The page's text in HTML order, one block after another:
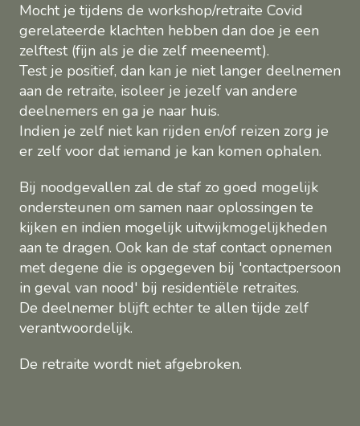
Mocht je tijdens de workshop/retraite Covid
gerelateerde klachten hebben dan doe je een
zelftest (fijn als je die zelf meeneemt).
Test je positief, dan kan je niet langer deelnemen
aan de retraite, isoleer je jezelf van andere
deelnemers en ga je naar huis.
Indien je zelf niet kan rijden en/of reizen zorg je
er zelf voor dat iemand je kan komen ophalen.
Bij noodgevallen zal de staf zo goed mogelijk
ondersteunen om samen naar oplossingen te
kijken en indien mogelijk uitwijkmogelijkheden
aan te dragen. Ook kan de staf contact opnemen
met degene die is opgegeven bij 'contactpersoon
in geval van nood' bij residentiële retraites.
De deelnemer blijft echter te allen tijde zelf
verantwoordelijk.
De retraite wordt niet afgebroken.